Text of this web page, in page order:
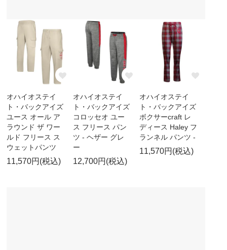
オハイオステイ
ト・バックアイズ
ユース オール ア
ラウンド ザ ワー
ルド フリース ス
ウェットパンツ
11,570円(税込)
オハイオステイ
ト・バックアイズ
コロッセオ ユー
ス フリース パン
ツ - ヘザー グレ
ー
12,700円(税込)
オハイオステイ
ト・バックアイズ
ボクサーcraft レ
ディース Haley フ
ランネル パンツ -
11,570円(税込)